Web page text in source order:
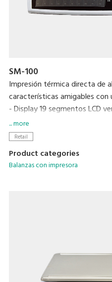
SM-100
Impresión térmica directa de
características amigables con
- Display 19 segmentos LCD
- Actualización de fecha y de
incorporado
... more
Retail
Product categories
Balanzas con impresora